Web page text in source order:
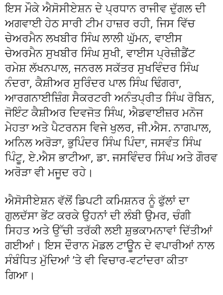
ਇਸ ਮੌਕੇ ਐਸੋਸੀਏਸ਼ਨ ਦੇ ਪ੍ਰਧਾਨ ਰਾਜੀਵ ਦੁੱਗਲ ਦੀ
ਅਗਵਾਈ ਹੇਠ ਸਾਰੀ ਟੀਮ ਹਾਜ਼ਰ ਰਹੀ, ਜਿਸ ਵਿੱਚ
ਚੇਅਰਮੈਨ ਲਖਬੀਰ ਸਿੰਘ ਲਾਲੀ ਘੁੱਮਨ, ਵਾਈਸ
ਚੇਅਰਮੈਨ ਸੁਖਬੀਰ ਸਿੰਘ ਸੁਖੀ, ਵਾਈਸ ਪ੍ਰੇਜ਼ੀਡੈਂਟ
ਰਮੇਸ਼ ਲੱਖਨਪਾਲ, ਜਨਰਲ ਸਕੱਤਰ ਸੁਖਵਿੰਦਰ ਸਿੰਘ
ਨੰਦਰਾ, ਕੈਸ਼ੀਅਰ ਸੁਰਿੰਦਰ ਪਾਲ ਸਿੰਘ ਢਿੰਗਰਾ,
ਆਰਗਨਾਈਜ਼ਿੰਗ ਸੈਕਰਟਰੀ ਅਨੰਤਪ੍ਰੀਤ ਸਿੰਘ ਰੋਬਿਨ,
ਜੋਇੰਟ ਕੈਸ਼ੀਅਰ ਦਿਵਜੋਤ ਸਿੰਘ, ਐਡਵਾਈਜ਼ਰ ਮਨੋਜ
ਮੇਹਤਾ ਅਤੇ ਪੈਟਰਨਸ ਵਿਜੇ ਖੁਲਰ, ਜੀ.ਐਸ. ਨਾਗਪਾਲ,
ਅਨਿਲ ਅਰੋੜਾ, ਭੁਪਿੰਦਰ ਸਿੰਘ ਪਿੰਦਾ, ਜਸਵੰਤ ਸਿੰਘ
ਪਿੰਟੂ, ਏ.ਐਸ ਭਾਟੀਆ, ਡਾ. ਜਸਵਿੰਦਰ ਸਿੰਘ ਅਤੇ ਗੌਰਵ
ਅਰੋੜਾ ਵੀ ਮਜੂਦ ਰਹੇ।
ਐਸੋਸੀਏਸ਼ਨ ਵੱਲੋਂ ਡਿਪਟੀ ਕਮਿਸ਼ਨਰ ਨੂੰ ਫੁੱਲਾਂ ਦਾ
ਗੁਲਦੱਸਾ ਭੇਂਟ ਕਰਕੇ ਉਹਨਾਂ ਦੀ ਲੰਬੀ ਉਮਰ, ਚੰਗੀ
ਸਿਹਤ ਅਤੇ ਉੱਚੀ ਤਰੱਕੀ ਲਈ ਸ਼ੁਭਕਾਮਨਾਵਾਂ ਦਿੱਤੀਆਂ
ਗਈਆਂ। ਇਸ ਦੌਰਾਨ ਮੋਡਲ ਟਾਊਨ ਦੇ ਵਪਾਰੀਆਂ ਨਾਲ
ਸੰਬੰਧਿਤ ਮੁੱਦਿਆਂ ’ਤੇ ਵੀ ਵਿਚਾਰ-ਵਟਾਂਦਰਾ ਕੀਤਾ
ਗਿਆ।